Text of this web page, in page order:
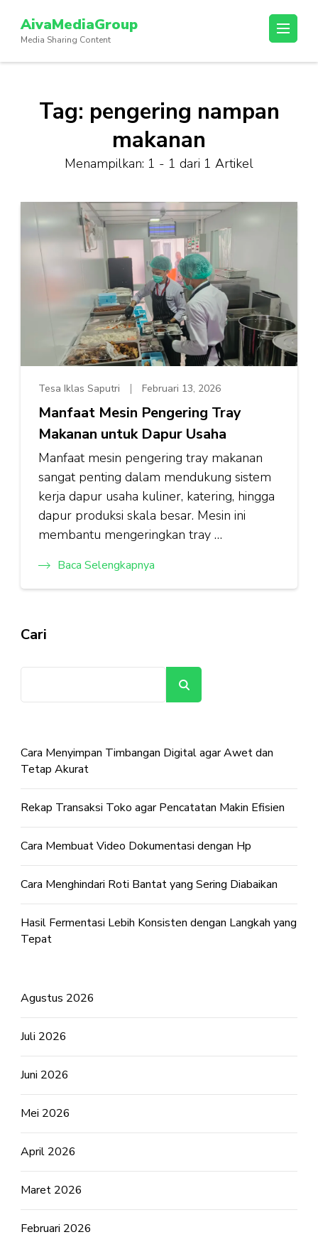
konten
(Tekan
AivaMediaGroup
Media Sharing Content
Tag: pengering nampan
makanan
Menampilkan: 1 - 1 dari 1 Artikel
Tesa Iklas Saputri Februari 13, 2026
Manfaat Mesin Pengering Tray
Makanan untuk Dapur Usaha
Manfaat mesin pengering tray makanan
sangat penting dalam mendukung sistem
kerja dapur usaha kuliner, katering, hingga
dapur produksi skala besar. Mesin ini
membantu mengeringkan tray …
Baca Selengkapnya
Cari
Cara Menyimpan Timbangan Digital agar Awet dan
Tetap Akurat
Rekap Transaksi Toko agar Pencatatan Makin Efisien
Cara Membuat Video Dokumentasi dengan Hp
Cara Menghindari Roti Bantat yang Sering Diabaikan
Hasil Fermentasi Lebih Konsisten dengan Langkah yang
Tepat
Agustus 2026
Juli 2026
Juni 2026
Mei 2026
April 2026
Maret 2026
Februari 2026